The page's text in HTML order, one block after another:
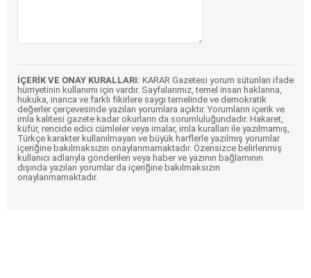
İÇERİK VE ONAY KURALLARI: KARAR Gazetesi yorum sütunları ifade
hürriyetinin kullanımı için vardır. Sayfalarımız, temel insan haklarına,
hukuka, inanca ve farklı fikirlere saygı temelinde ve demokratik
değerler çerçevesinde yazılan yorumlara açıktır. Yorumların içerik ve
imla kalitesi gazete kadar okurların da sorumluluğundadır. Hakaret,
küfür, rencide edici cümleler veya imalar, imla kuralları ile yazılmamış,
Türkçe karakter kullanılmayan ve büyük harflerle yazılmış yorumlar
içeriğine bakılmaksızın onaylanmamaktadır. Özensizce belirlenmiş
kullanıcı adlarıyla gönderilen veya haber ve yazının bağlamının
dışında yazılan yorumlar da içeriğine bakılmaksızın
onaylanmamaktadır.